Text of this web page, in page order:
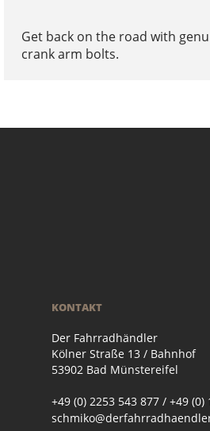
Get back on the road with
crank arm bolts.
KONTAKT
Der Fahrradhändler
Kölner Straße 13 / Bahnhof
53902 Bad Münstereifel
+49 (0) 2253 543 877 / +49 (0)